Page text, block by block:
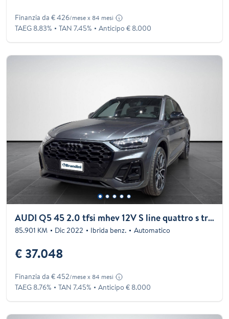
Finanzia da € 426/mese x 84 mesi
TAEG 8.83% TAN 7.45% Anticipo € 8.000
AUDI Q5 45 2.0 tfsi mhev 12V S line quattro s tronic
85.901 KM Dic 2022 Ibrida benz. Automatico
€ 37.048
Finanzia da € 452/mese x 84 mesi
TAEG 8.76% TAN 7.45% Anticipo € 8.000